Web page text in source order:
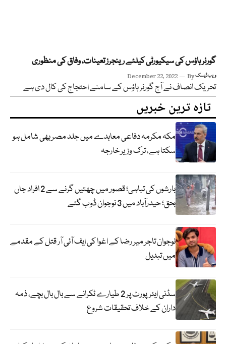
گورنر ہاؤس کی سیکیورٹی کیلئے رینجرز تعینات، وفاق کی منظوری
December 22, 2022 Byویب ڈیسک
تحریک انصاف نے آج گورنر ہاؤس کے سامنے احتجاج کی کال دی ہے
تازہ ترین خبریں
مکہ مکرمہ دفاعی معاہدے میں جلد مصر بھی شامل ہو
سکتا ہے، ترک وزیر خارجہ
بارشوں کی تباہی؛ قصور میں چھتیں گرنے سے 2 افراد جاں
بحق؛ حیدرآباد میں 3 نوجوان ڈوب گئے
نوجوان تاجر میر رضا کے اغوا کی ایف آئی آر قتل کے مقدمے
میں تبدیل
سڈنی ایئرپورٹ پر 2 طیارے ٹکرانے سے بال بال بچے، ذمہ
داران کے خلاف تحقیقات شروع